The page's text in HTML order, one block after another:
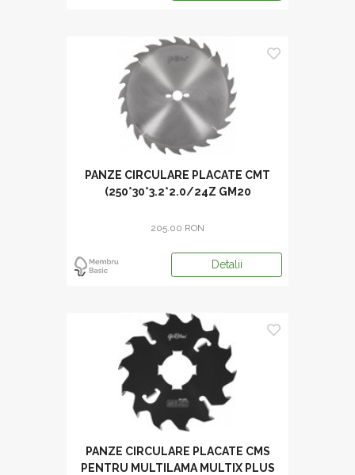
PANZE CIRCULARE PLACATE CMT
(250*30*3.2*2.0/24Z GM20
205.00 RON
Detalii
PANZE CIRCULARE PLACATE CMS
PENTRU MULTILAMA MULTIX PLUS